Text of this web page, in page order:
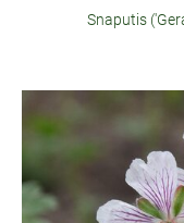
Snaputis